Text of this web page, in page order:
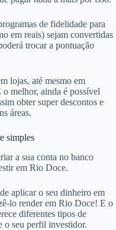
de fidelidade para
em reais) sejam convertidas
trocar a pontuação
lojas, até mesmo em
melhor, ainda é possível
obter super descontos e
áreas.
simples
a sua conta no banco
em Rio Doce.
aplicar o seu dinheiro em
lo render em Rio Doce! E o
diferentes tipos de
o seu perfil investidor.